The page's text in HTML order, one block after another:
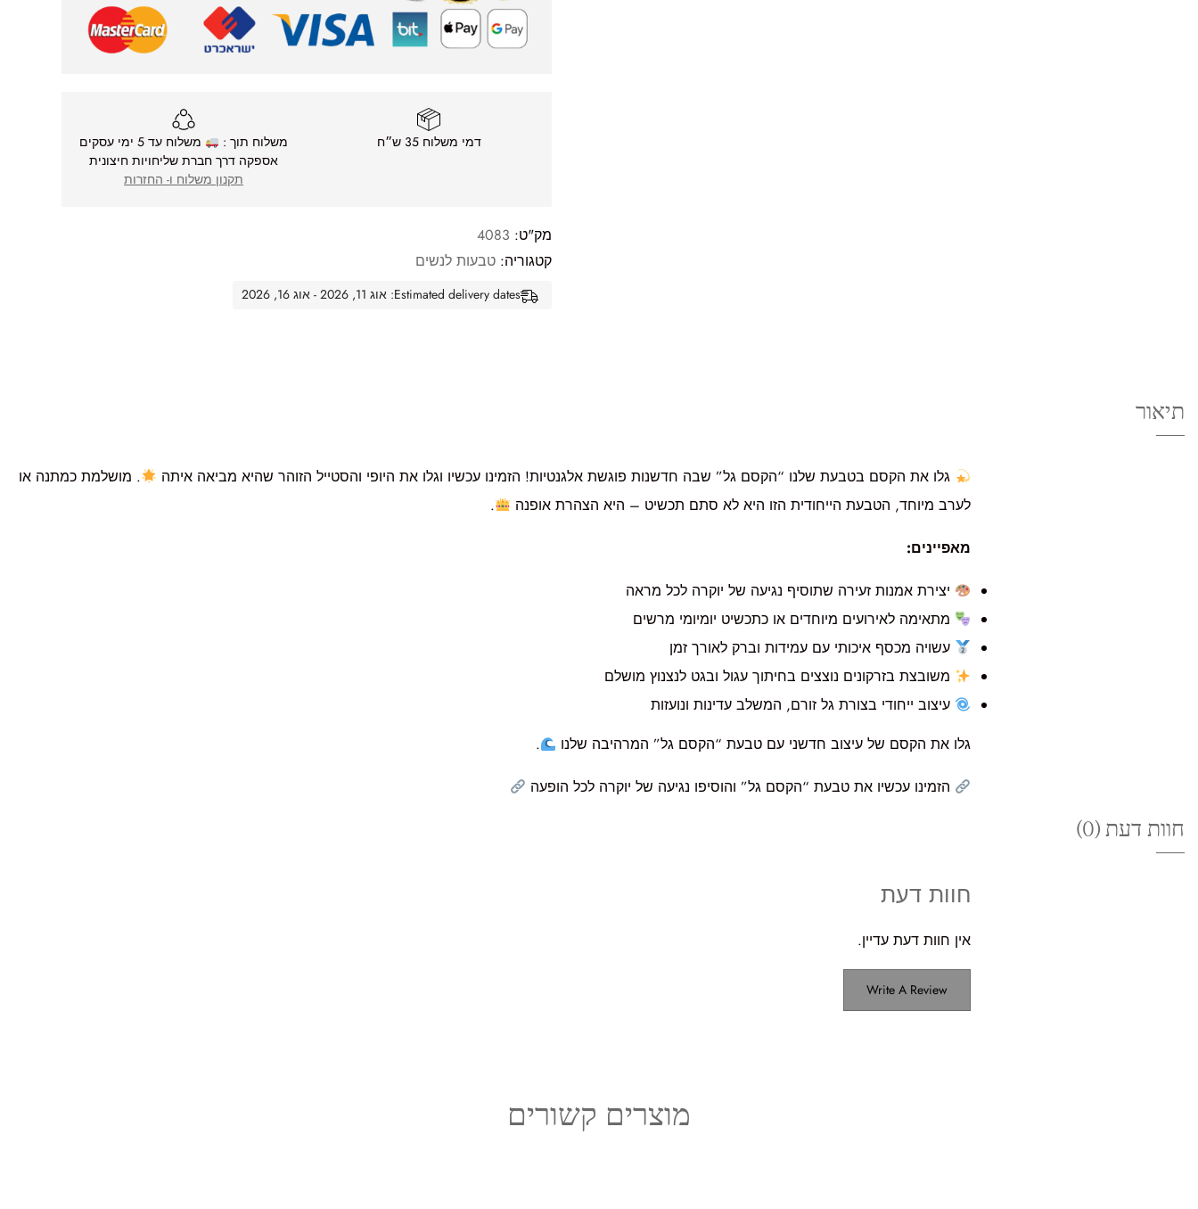
דמי משלוח 35 ש״ח משלוח תוך :
משלוח עד 5 ימי עסקים
אספקה דרך חברת שליחויות חיצונית
תקנון משלוח ו- החזרות
מק"ט: 4083
קטגוריה:טבעות לנשים
Estimated delivery dates: אוג 11, 2026 - אוג 16, 2026
תיאור
גלו את הקסם בטבעת שלנו “הקסם גל” שבה חדשנות פוגשת אלגנטיות! הזמינו עכשיו וגלו את היופי והסטייל הזוהר שהיא מביאה איתה
. מושלמת כמתנה או
לערב מיוחד, הטבעת הייחודית הזו היא לא סתם תכשיט – היא הצהרת אופנה
.
מאפיינים:
יצירת אמנות זעירה שתוסיף נגיעה של יוקרה לכל מראה
מתאימה לאירועים מיוחדים או כתכשיט יומיומי מרשים
עשויה מכסף איכותי עם עמידות וברק לאורך זמן
משובצת בזרקונים נוצצים בחיתוך עגול ובגט לנצנוץ מושלם
עיצוב ייחודי בצורת גל זורם, המשלב עדינות ונועזות
גלו את הקסם של עיצוב חדשני עם טבעת “הקסם גל” המרהיבה שלנו
.
הזמינו עכשיו את טבעת “הקסם גל” והוסיפו נגיעה של יוקרה לכל הופעה
חוות דעת (0)
חוות דעת
אין חוות דעת עדיין.
Write A Review
מוצרים קשורים